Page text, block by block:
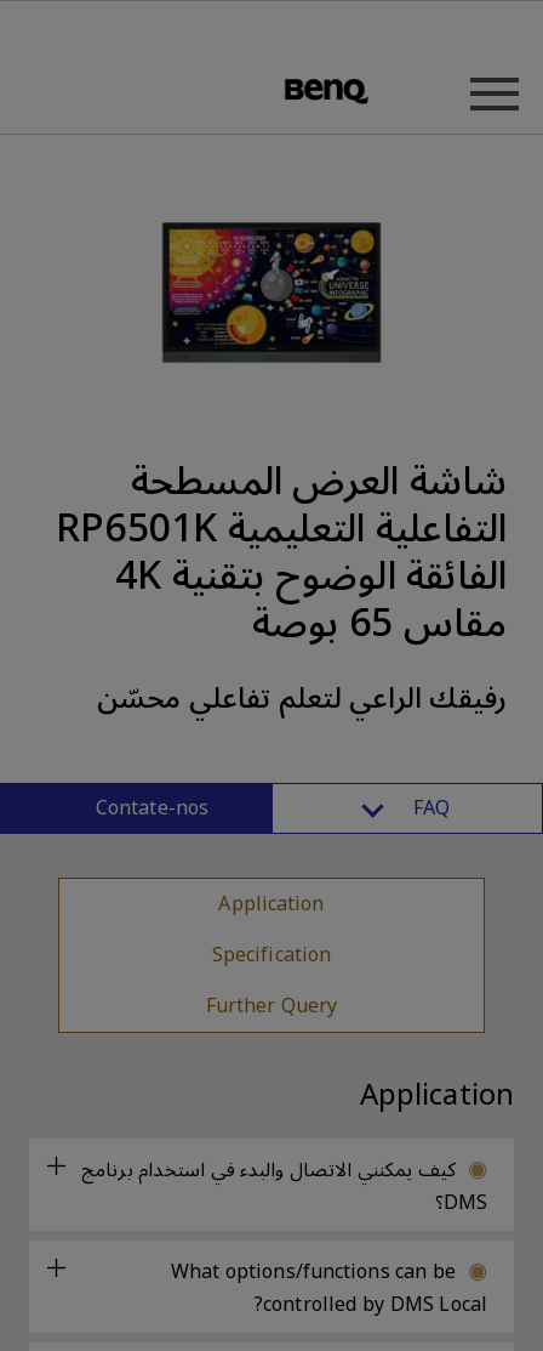
شاشة العرض المسطحة
التفاعلية التعليمية RP6501K
الفائقة الوضوح بتقنية 4K
مقاس 65 بوصة
رفيقك الراعي لتعلم تفاعلي محسّن
FAQ
Contate-nos
Application
Specification
Further Query
Application
كيف يمكنني الاتصال والبدء في استخدام برنامج
DMS؟
What options/functions can be
controlled by DMS Local?